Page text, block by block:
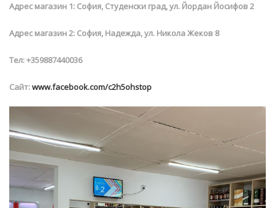
Адрес магазин 1: София, Студенски град, ул. Йордан Йосифов 2
Адрес магазин 2: София, Надежда, ул. Никола Жеков 8
Тел: +359887440036
Сайт:www.facebook.com/c2h5ohstop